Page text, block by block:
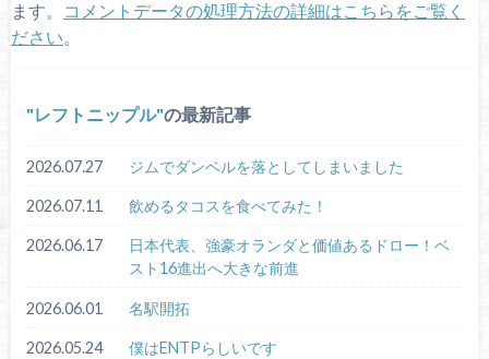
ます。
コメントデータの処理方法の詳細はこちらをご覧く
ださい。
レフトニップル の最新記事
2026.07.27 ジムでダンベルを落としてしまいました
2026.07.11 飲めるタコスを食べてみた！
2026.06.17
日本代表、強豪オランダと価値あるドロー！ベ
スト16進出へ大きな前進
2026.06.01 名駅開拓
2026.05.24 僕はENTPらしいです